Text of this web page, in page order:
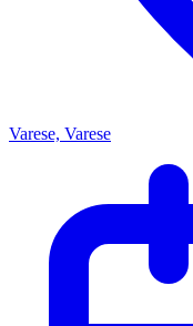
Varese, Varese